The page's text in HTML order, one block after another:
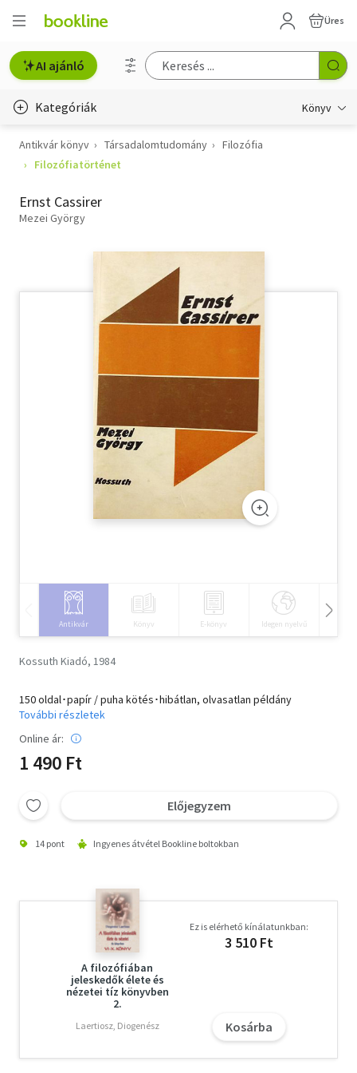
Üres
AI ajánló
Kategóriák Könyv
Életmód, egészség
Gyermek- és ifjúsági
Hobbi, szabadidő
Szótár, nyelvkönyv
Tankönyv, segédkönyv
Társadalomtudomány
Természettudomány
Antikvár könyv Társadalomtudomány
Filozófia
Filozófiatörténet
Ernst Cassirer
Mezei György
Antikvár Könyv E-könyv Idegen nyelvű
Kossuth Kiadó, 1984
150 oldal･papír / puha kötés･hibátlan, olvasatlan példány
További részletek
Online ár:
1 490 Ft
Előjegyzem
14 pont Ingyenes átvétel Bookline boltokban
A filozófiában
jeleskedők élete és
nézetei tíz könyvben
2.
Laertiosz, Diogenész
Ez is elérhető kínálatunkban:
3 510 Ft
Kosárba